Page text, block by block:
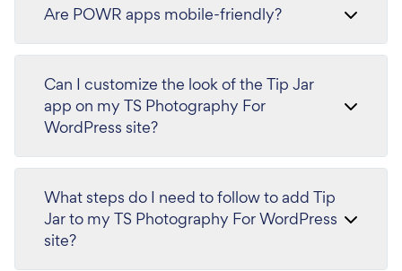
Are POWR apps mobile-friendly?
Can I customize the look of the Tip Jar
app on my TS Photography For
WordPress site?
What steps do I need to follow to add Tip
Jar to my TS Photography For WordPress
site?